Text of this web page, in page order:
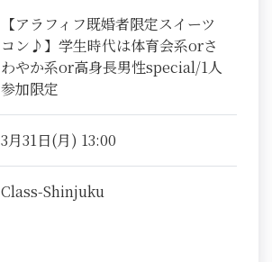
【アラフィフ既婚者限定スイーツ
コン♪】学生時代は体育会系orさ
わやか系or高身長男性special/1人
参加限定
3月31日(月) 13:00
Class-Shinjuku